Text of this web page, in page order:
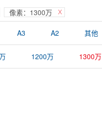
像素：1300万
A3 A2 其他
1200万 1300万